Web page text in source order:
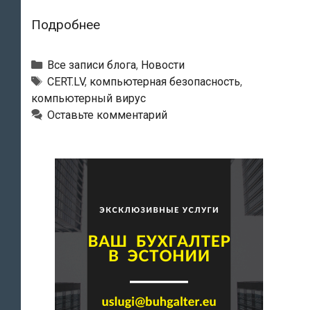
ПодробнееВ
распространяется
компьютерный
вирус,
охотящийся
пользователями
Рубрики
Все записи блога, Новости
Тэги
CERT.LV, компьютерная безопасность,
компьютерный вирус
Оставьте комментарий